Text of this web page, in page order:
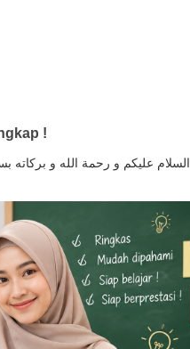
!
السلام عليكم و رحمة الله و